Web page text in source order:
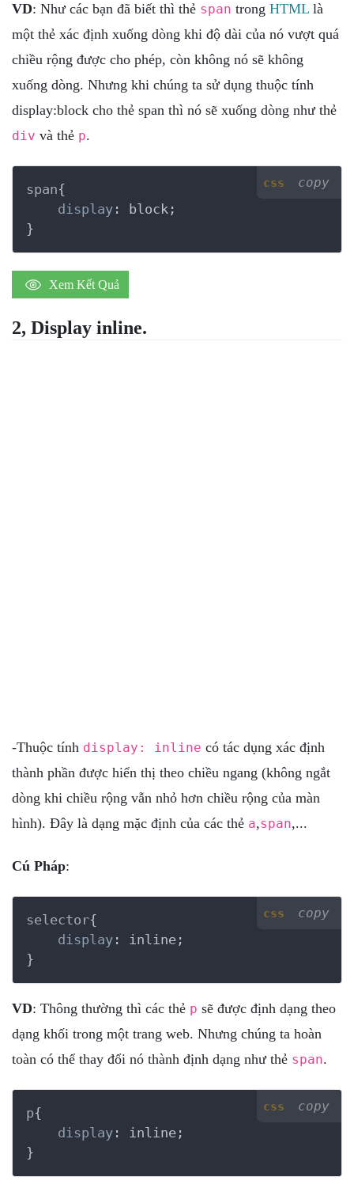
VD: Như các bạn đã biết thì thẻ span trong HTML là
một thẻ xác định xuống dòng khi độ dài của nó vượt quá
chiều rộng được cho phép, còn không nó sẽ không
xuống dòng. Nhưng khi chúng ta sử dụng thuộc tính
display:block cho thẻ span thì nó sẽ xuống dòng như thẻ
div và thẻ p.
css copy
span{
display: block
}
Xem Kết Quả
2, Display inline.
-Thuộc tính display: inline có tác dụng xác định
thành phần được hiển thị theo chiều ngang (không ngắt
dòng khi chiều rộng vẫn nhỏ hơn chiều rộng của màn
hình). Đây là dạng mặc định của các thẻ a,span,...
Cú Pháp:
css copy
selector{
display: inline
}
VD: Thông thường thì các thẻ p sẽ được định dạng theo
dạng khối trong một trang web. Nhưng chúng ta hoàn
toàn có thể thay đổi nó thành định dạng như thẻ span.
css copy
p{
display: inline
}